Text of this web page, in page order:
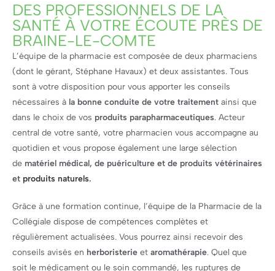
DES PROFESSIONNELS DE LA
SANTÉ À VOTRE ÉCOUTE PRÈS DE
BRAINE-LE-COMTE
L’équipe de la pharmacie est composée de deux pharmaciens
(dont le gérant, Stéphane Havaux) et deux assistantes. Tous
sont à votre disposition pour vous apporter les conseils
nécessaires à la bonne conduite de votre traitement ainsi que
dans le choix de vos produits parapharmaceutiques. Acteur
central de votre santé, votre pharmacien vous accompagne au
quotidien et vous propose également une large sélection
de matériel médical, de puériculture et de produits vétérinaires
et produits naturels.
Grâce à une formation continue, l’équipe de la Pharmacie de la
Collégiale dispose de compétences complètes et
régulièrement actualisées. Vous pourrez ainsi recevoir des
conseils avisés en herboristerie et aromathérapie. Quel que
soit le médicament ou le soin commandé, les ruptures de